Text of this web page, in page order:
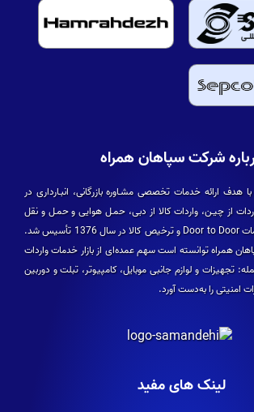
شرکت سپاهان همراه
ارائه خدمات تخصصی مشـاوره بازرگانی، انبـارداری در
از چیـن، واردات کالا از دبی، حمـل هوایی و حمـل و نقل
دریایی و همچنین خدمات Door to Door و ترخیص کالا در سال 1376 تأسیس شد.
همراه توانسته است سهم عمده­‌ای از بازار خدمات واردات
تجهیزات و لوازم جانبی موبایل، کامپیوتر، تبلت و دوربین­‌
امنیتی را به‌دست آورد.
لینک های مفید